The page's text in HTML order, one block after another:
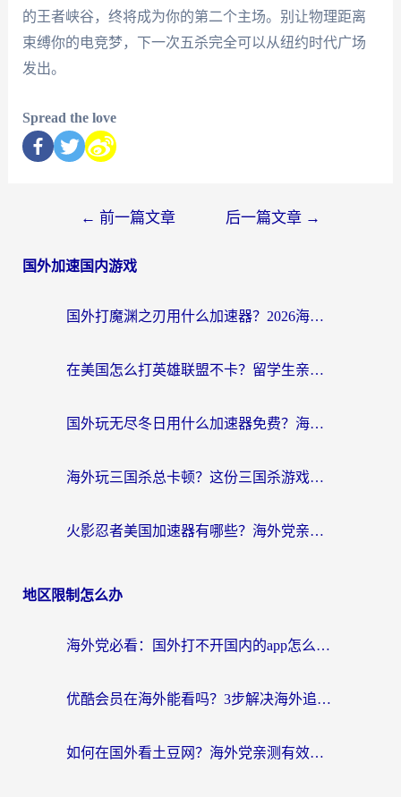
的王者峡谷，终将成为你的第二个主场。别让物理距离
束缚你的电竞梦，下一次五杀完全可以从纽约时代广场
发出。
Spread the love
← 前一篇文章 后一篇文章 →
国外加速国内游戏
国外打魔渊之刃用什么加速器？2026海外玩家国服游戏加速全攻略（附闪耀暖暖&复苏的魔女避坑指南）
在美国怎么打英雄联盟不卡？留学生亲测的国服游戏加速全攻略
国外玩无尽冬日用什么加速器免费？海外党国服游戏加速避坑指南
海外玩三国杀总卡顿？这份三国杀游戏加速器指南帮你告别延迟烦恼
火影忍者美国加速器有哪些？海外党亲测的国服游戏加速全攻略（含菲律宾玩三国之刃守望黎明技巧）
地区限制怎么办
海外党必看：国外打不开国内的app怎么办？3步解决你的乡愁
优酷会员在海外能看吗？3步解决海外追剧难题，附实测好用加速器推荐
如何在国外看土豆网？海外党亲测有效的追剧加速器选择指南